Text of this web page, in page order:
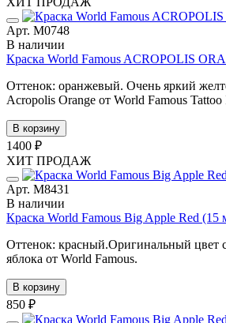
Арт. М0748
В наличии
Краска World Famous ACROPOLIS
Оттенок: оранжевый. Очень яркий
Acropolis Orange от World Famous Tattoo
В корзину
1400 ₽
ХИТ ПРОДАЖ
Арт. М8431
В наличии
Краска World Famous Big Apple Red (15
Оттенок: красный.Оригинальный цвет
яблока от World Famous.
В корзину
850 ₽